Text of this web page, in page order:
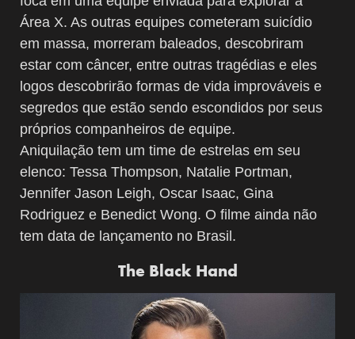
Área X. As outras equipes cometeram suicídio
em massa, morreram baleados, descobriram
estar com câncer, entre outras tragédias e eles
logos descobrirão formas de vida improváveis e
segredos que estão sendo escondidos por seus
próprios companheiros de equipe.
Aniquilação tem um time de estrelas em seu
elenco: Tessa Thompson, Natalie Portman,
Jennifer Jason Leigh, Oscar Isaac, Gina
Rodriguez e Benedict Wong. O filme ainda não
tem data de lançamento no Brasil.
The Black Hand